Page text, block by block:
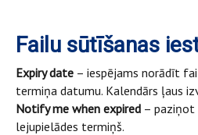
Failu sūtīšanas
Expiry date – iespējams norādīt
termiņa datumu. Kalendārs ļaus
Notify me when expired – paziņot
lejupielādes termiņš.